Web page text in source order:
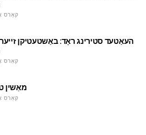
קאַרס
העאַטעד סטירינג ראָד: באַשטעטיקן זייער
קאַרס
מאַשין
קאַרס